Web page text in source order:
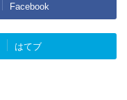
Facebook
はてブ